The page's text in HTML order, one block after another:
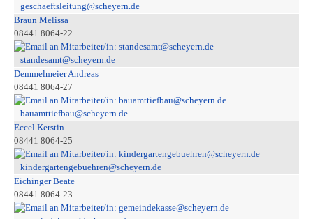
geschaeftsleitung@scheyern.de
Braun Melissa
08441 8064-22
standesamt@scheyern.de
Demmelmeier Andreas
08441 8064-27
bauamttiefbau@scheyern.de
Eccel Kerstin
08441 8064-25
kindergartengebuehren@scheyern.de
Eichinger Beate
08441 8064-23